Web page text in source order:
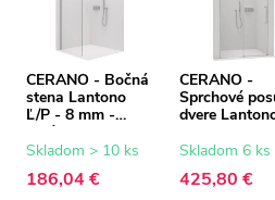
CERANO - Bočná
stena Lantono
Ľ/P - 8 mm -
chróm,
transparentné
Skladom > 10 ks
186,04 €
CERANO -
Sprchové
dvere
Close - chróm,
sklo - 150x195
Skladom 6 ks
425,80 €